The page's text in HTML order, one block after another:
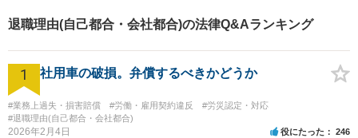
い。【土曜日も受付可能】
【専用駐車場あり】
退職理由(自己都合・会社都合)の法律Q&Aランキング
1 社用車の破損。弁償するべきかどうか
#業務上過失・損害賠償 #労働・雇用契約違反
#労災認定・対応
#退職理由(自己都合・会社都合)
2026年2月4日 役にたった 246